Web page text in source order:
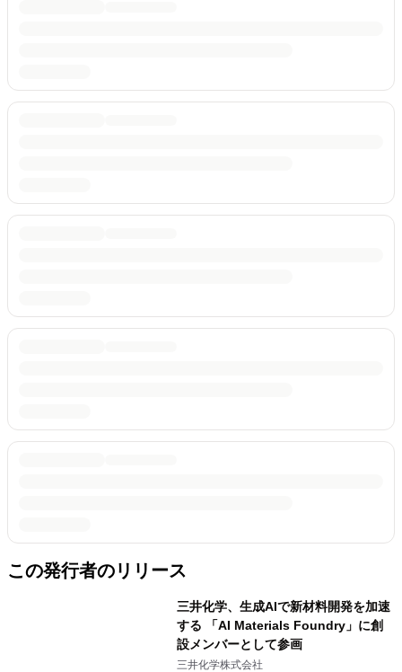
この発行者のリリース
三井化学、生成AIで新材料開発を加速
する 「AI Materials Foundry」に創
設メンバーとして参画
三井化学株式会社